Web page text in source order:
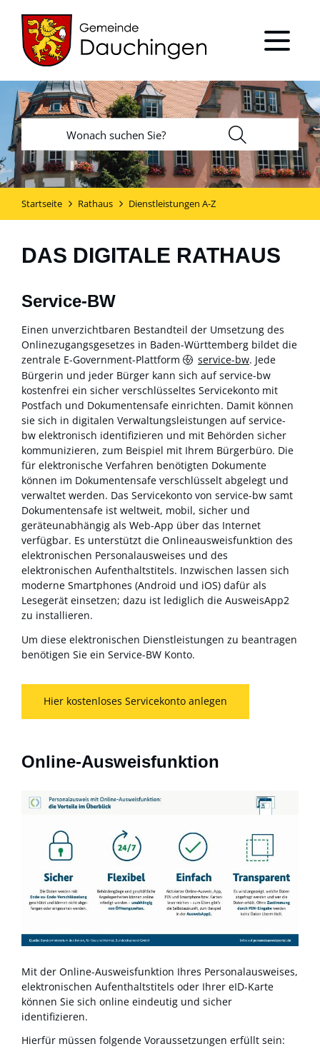
Startseite Rathaus Dienstleistungen A-Z
DAS DIGITALE RATHAUS
Service-BW
Einen unverzichtbaren Bestandteil der Umsetzung des
Onlinezugangsgesetzes in Baden-Württemberg bildet die
zentrale E-Government-Plattform
service-bw. Jede
Bürgerin und jeder Bürger kann sich auf service-bw
kostenfrei ein sicher verschlüsseltes Servicekonto mit
Postfach und Dokumentensafe einrichten. Damit können
sie sich in digitalen Verwaltungsleistungen auf service-
bw elektronisch identifizieren und mit Behörden sicher
kommunizieren, zum Beispiel mit Ihrem Bürgerbüro. Die
für elektronische Verfahren benötigten Dokumente
können im Dokumentensafe verschlüsselt abgelegt und
verwaltet werden. Das Servicekonto von service-bw samt
Dokumentensafe ist weltweit, mobil, sicher und
geräteunabhängig als Web-App über das Internet
verfügbar. Es unterstützt die Onlineausweisfunktion des
elektronischen Personalausweises und des
elektronischen Aufenthaltstitels. Inzwischen lassen sich
moderne Smartphones (Android und iOS) dafür als
Lesegerät einsetzen; dazu ist lediglich die AusweisApp2
zu installieren.
Um diese elektronischen Dienstleistungen zu beantragen
benötigen Sie ein Service-BW Konto.
Hier kostenloses Servicekonto anlegen
Online-Ausweisfunktion
Mit der Online-Ausweisfunktion Ihres Personalausweises,
elektronischen Aufenthaltstitels oder Ihrer eID-Karte
können Sie sich online eindeutig und sicher
identifizieren.
Hierfür müssen folgende Voraussetzungen erfüllt sein: